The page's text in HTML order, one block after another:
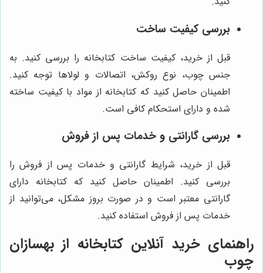
بررسی کیفیت ساخت
قبل از خرید، کیفیت ساخت کتابخانه را بررسی کنید. به
جنس چوب، نوع روکش، اتصالات و لولاها توجه کنید.
اطمینان حاصل کنید که کتابخانه از مواد با کیفیت ساخته
شده و دارای استحکام کافی است.
بررسی گارانتی و خدمات پس از فروش
قبل از خرید، شرایط گارانتی و خدمات پس از فروش را
بررسی کنید. اطمینان حاصل کنید که کتابخانه دارای
گارانتی معتبر است و در صورت بروز مشکل، می‌توانید از
خدمات پس از فروش استفاده کنید.
راهنمای خرید آنلاین کتابخانه از بهسازان
چوب